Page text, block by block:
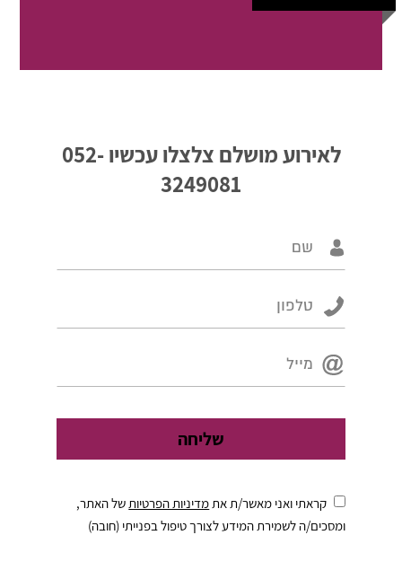
לאירוע מושלם צלצלו עכשיו052-
3249081
קראתי ואני מאשר/ת אתמדיניות הפרטיותשל האתר,
ומסכים/ה לשמירת המידע לצורך טיפול בפנייתי (חובה)